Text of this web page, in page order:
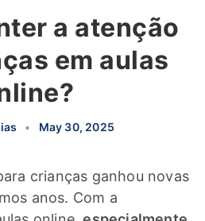
a atenção
em aulas
• May 30, 2025
crianças ganhou novas
anos. Com a